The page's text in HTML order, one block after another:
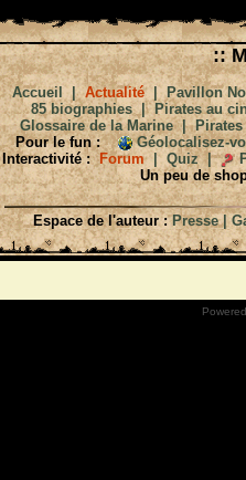
::
Accueil |Actualité|Pavillon
85 biographies| Pirates au
Glossaire de la Marine|
Pour le fun :
Géolocalisez-
Interactivité : Forum| Quiz|
Un peu de
Espace de l'auteur : Presse|